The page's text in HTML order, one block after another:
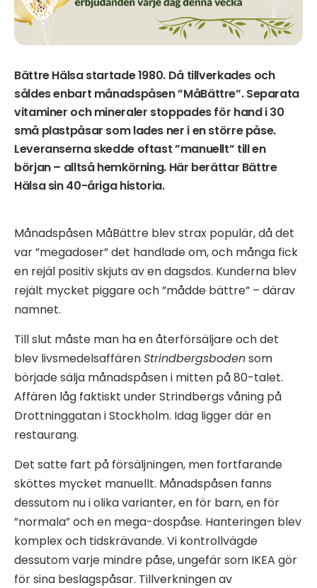
Bättre Hälsa startade 1980. Då tillverkades och
såldes enbart månadspåsen ”MåBättre”. Separata
vitaminer och mineraler stoppades för hand i 30
små plastpåsar som lades ner i en större påse.
Leveranserna skedde oftast ”manuellt” till en
början – alltså hemkörning. Här berättar Bättre
Hälsa sin 40-åriga historia.
Månadspåsen MåBättre blev strax populär, då det
var ”megadoser” det handlade om, och många fick
en rejäl positiv skjuts av en dagsdos. Kunderna blev
rejält mycket piggare och ”mådde bättre” – därav
namnet.
Till slut måste man ha en återförsäljare och det
blev livsmedelsaffärenStrindbergsbodensom
började sälja månadspåsen i mitten på 80-talet.
Affären låg faktiskt under Strindbergs våning på
Drottninggatan i Stockholm. Idag ligger där en
restaurang.
Det satte fart på försäljningen, men fortfarande
sköttes mycket manuellt. Månadspåsen fanns
dessutom nu i olika varianter, en för barn, en för
”normala” och en mega-dospåse. Hanteringen blev
komplex och tidskrävande. Vi kontrollvägde
dessutom varje mindre påse, ungefär som IKEA gör
för sina beslagspåsar. Tillverkningen av